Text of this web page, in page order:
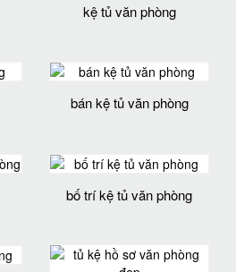
kệ tủ văn phòng
bán kệ tủ văn phòng
bố trí kệ tủ văn phòng